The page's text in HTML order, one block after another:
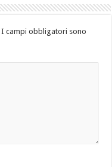
I campi obbligatori sono